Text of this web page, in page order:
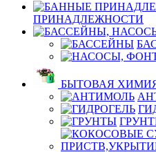
ПРИНАДЛЕЖНОСТИ
БЫТОВАЯ